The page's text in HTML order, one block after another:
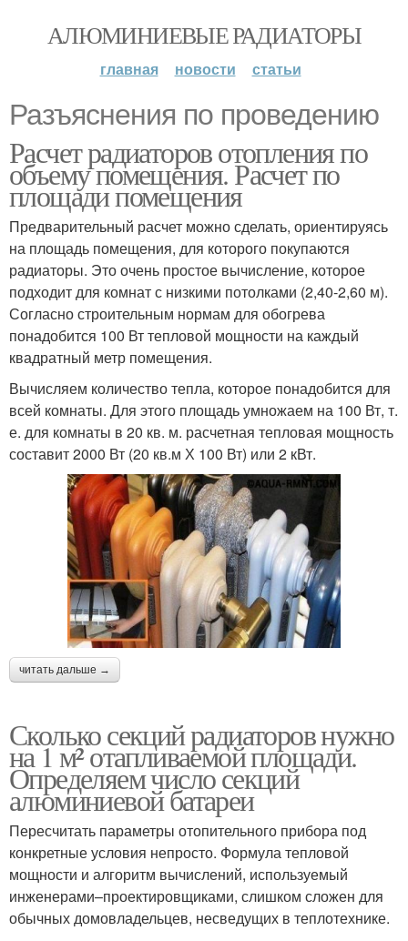
АЛЮМИНИЕВЫЕ РАДИАТОРЫ
главная новости статьи
Разъяснения по проведению
Расчет радиаторов отопления по
объему помещения. Расчет по
площади помещения
Предварительный расчет можно сделать, ориентируясь
на площадь помещения, для которого покупаются
радиаторы. Это очень простое вычисление, которое
подходит для комнат с низкими потолками (2,40-2,60 м).
Согласно строительным нормам для обогрева
понадобится 100 Вт тепловой мощности на каждый
квадратный метр помещения.
Вычисляем количество тепла, которое понадобится для
всей комнаты. Для этого площадь умножаем на 100 Вт, т.
е. для комнаты в 20 кв. м. расчетная тепловая мощность
составит 2000 Вт (20 кв.м Х 100 Вт) или 2 кВт.
читать дальше →
Сколько секций радиаторов нужно
на 1 м² отапливаемой площади.
Определяем число секций
алюминиевой батареи
Пересчитать параметры отопительного прибора под
конкретные условия непросто. Формула тепловой
мощности и алгоритм вычислений, используемый
инженерами–проектировщиками, слишком сложен для
обычных домовладельцев, несведущих в теплотехнике.